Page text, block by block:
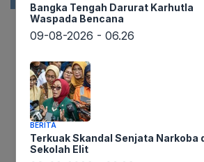
Lintaswarta.co.id melaporkan,
ekstrem yang kini menyelimuti
Eropa Barat bukan sekadar
biasa, melainkan sebuah alarm
Perserikatan Bangsa-Bangsa
memburuknya krisis iklim global.
ini secara tegas menunjuk
Bangka Tengah Darurat Karhutla
Waspada Bencana
09-08-2026 - 06.26
BERITA
Terkuak Skandal Senjata Narkoba
Sekolah Elit